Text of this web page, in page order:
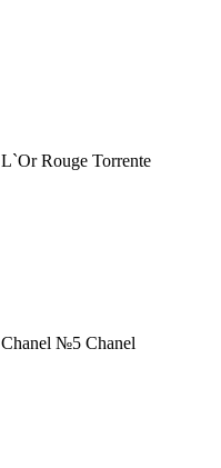
L`Or Rouge Torrente
Chanel №5 Chanel